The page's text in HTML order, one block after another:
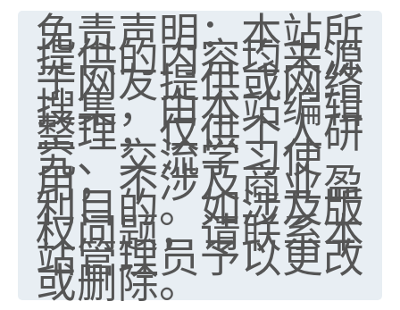
免责声明：本站所
提供的内容均来源
于网友提供或网络
搜集，由本站编辑
整理，仅供个人研
究、交流学习使
用，不涉及商业盈
利目的。如涉及版
权问题，请联系本
站管理员予以更改
或删除。